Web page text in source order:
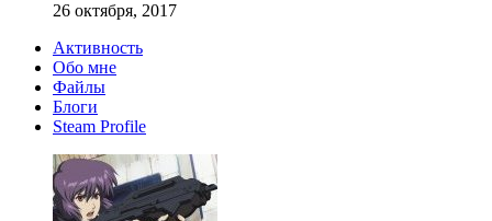
26 октября, 2017
Активность
Обо мне
Файлы
Блоги
Steam Profile